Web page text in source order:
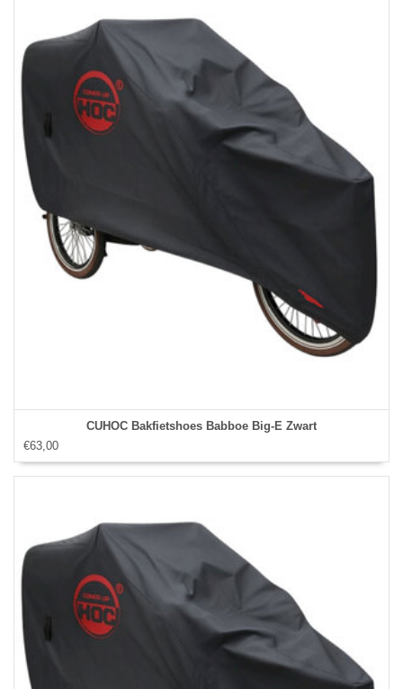
CUHOC Bakfietshoes Babboe Big-E Zwart
€63,00